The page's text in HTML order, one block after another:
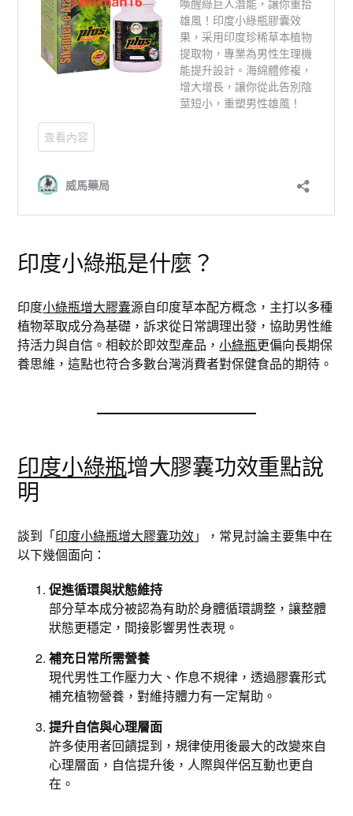
印度小綠瓶是什麼？
印度小綠瓶增大膠囊源自印度草本配方概念，主打以多種
植物萃取成分為基礎，訴求從日常調理出發，協助男性維
持活力與自信。相較於即效型產品，小綠瓶更偏向長期保
養思維，這點也符合多數台灣消費者對保健食品的期待。
印度小綠瓶增大膠囊功效重點說
明
談到「印度小綠瓶增大膠囊功效」，常見討論主要集中在
以下幾個面向：
促進循環與狀態維持
部分草本成分被認為有助於身體循環調整，讓整體
狀態更穩定，間接影響男性表現。
補充日常所需營養
現代男性工作壓力大、作息不規律，透過膠囊形式
補充植物營養，對維持體力有一定幫助。
提升自信與心理層面
許多使用者回饋提到，規律使用後最大的改變來自
心理層面，自信提升後，人際與伴侶互動也更自
在。